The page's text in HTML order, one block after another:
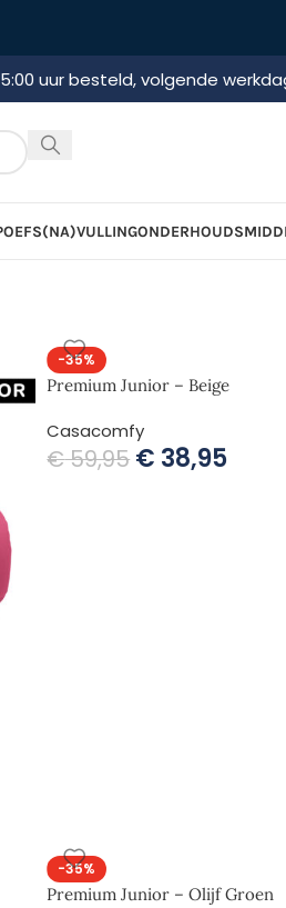
volgende werkdag in huis!
(NA)VULLING
-35%
Premium Junior – Beige
Casacomfy
€59,95 € 38,95
-35%
Premium Junior – Olijf Groen